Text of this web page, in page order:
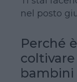
nel posto
Perché
bambini